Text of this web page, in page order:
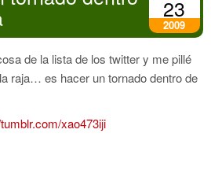
23
2009
de la lista de los twitter y me pillé
raja… es hacer un tornado dentro de
xao473iji